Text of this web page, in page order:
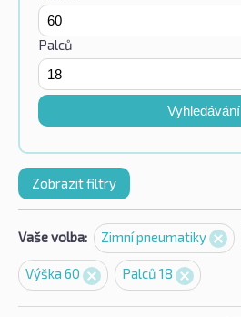
Palců
Vyhledávání
Zobrazit filtry
Vaše volba: Zimní pneumatiky
Výška 60 Palců 18